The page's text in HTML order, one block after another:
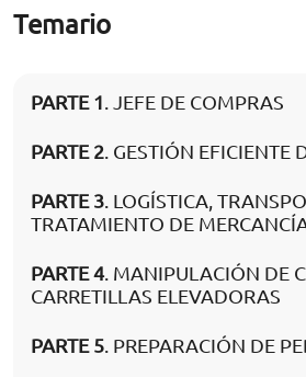
Temario
PARTE 1. JEFE DE COMPRAS
PARTE 2. GESTIÓN EFICIENTE
PARTE 3. LOGÍSTICA,
TRATAMIENTO DE
PARTE 4. MANIPULACIÓN DE
CARRETILLAS ELEVADORAS
PARTE 5. PREPARACIÓN DE